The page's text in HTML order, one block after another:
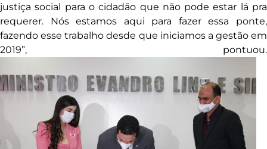
justiça social para o cidadão que não pode estar lá pra
requerer. Nós estamos aqui para fazer essa ponte,
fazendo esse trabalho desde que iniciamos a gestão em
2019”, pontuou.